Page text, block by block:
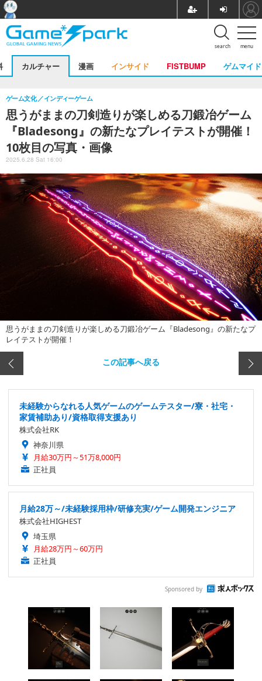
menu
search
カルチャー 漫画 インサイド FISTBUMP ゲムマイド
思うがままの刀剣造りが楽しめる刀鍛冶ゲーム
『Bladesong』の新たなプレイテストが開催！
10枚目の写真・画像
ゲーム文化 インディーゲーム
2025.6.28 Sat 16:00
思うがままの刀剣造りが楽しめる刀鍛冶ゲーム『Bladesong』の新たなプ
レイテストが開催！
この記事へ戻る
未経験からなれる人気ゲームのゲームテスター/寮・社宅・
家賃補助あり/資格取得支援あり
株式会社RK
神奈川県
月給30万円～51万8,000円
正社員
月給28万～/未経験採用枠/研修充実/ゲーム開発エンジニア
株式会社HIGHEST
埼玉県
月給28万円～60万円
正社員
Sponsored by